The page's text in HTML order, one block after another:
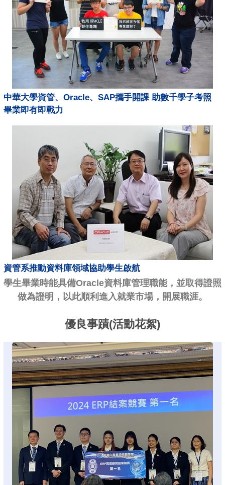
中華大學資管、Oracle、SAP攜手開課 助數千學子考照
畢業即有即戰力
資管系推動資料庫領域協助學生啟航
學生畢業時能具備Oracle資料庫管理職能，並取得證照
做為證明，以此順利進入就業市場，開展職涯。
優良事蹟(活動花絮)